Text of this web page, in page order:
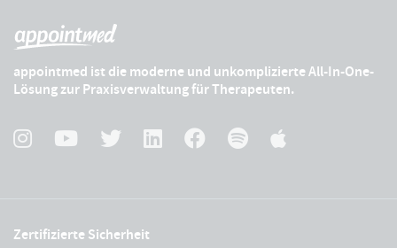
appointmed ist die moderne und unkomplizierte All-In-One-
Lösung zur Praxisverwaltung für Therapeuten.
Zertifizierte Sicherheit